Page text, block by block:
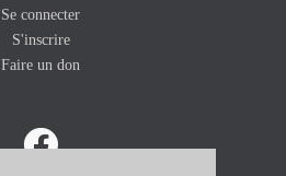
Se connecter
S'inscrire
Faire un don